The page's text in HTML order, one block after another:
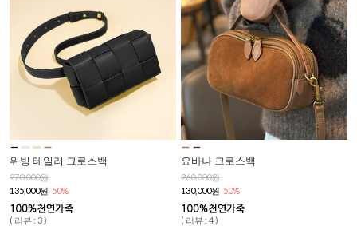
위빙 테일러 크로스백
270,000원
135,000원 50%
( 리뷰 : 3 )
요바나 크로스백
260,000원
130,000원 50%
( 리뷰 : 4 )